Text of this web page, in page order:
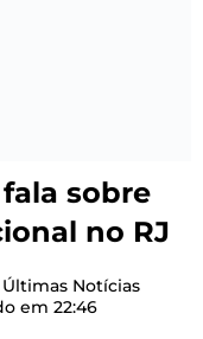
sobre
no RJ
Últimas Notícias
em 22:46